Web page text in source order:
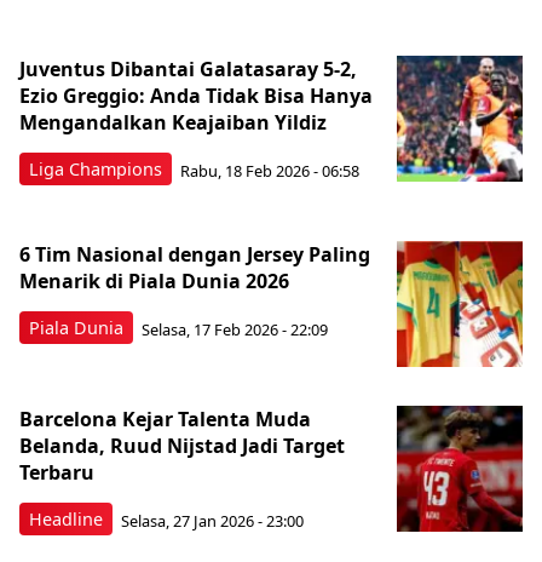
Liga Champions
Juventus Dibantai Galatasaray 5-2,
Ezio Greggio: Anda Tidak Bisa Hanya
Mengandalkan Keajaiban Yildiz
Rabu, 18 Feb 2026 - 06:58
Piala Dunia
6 Tim Nasional dengan Jersey Paling
Menarik di Piala Dunia 2026
Selasa, 17 Feb 2026 - 22:09
Headline
Barcelona Kejar Talenta Muda
Belanda, Ruud Nijstad Jadi Target
Terbaru
Selasa, 27 Jan 2026 - 23:00